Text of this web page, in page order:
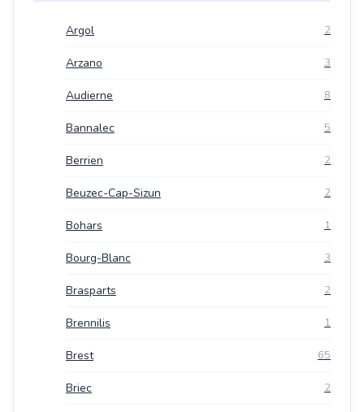
Argol 2
Arzano 3
Audierne 8
Bannalec 5
Berrien 2
Beuzec-Cap-Sizun 2
Bohars 1
Bourg-Blanc 3
Brasparts 2
Brennilis 1
Brest 65
Briec 2